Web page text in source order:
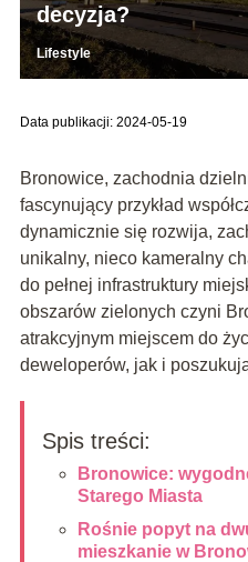
decyzja?
Lifestyle
Data publikacji: 2024-05-19
Bronowice, zachodnia
fascynujący przykład
dynamicznie się rozwija,
unikalny, nieco kameralny
do pełnej infrastruktury
obszarów zielonych czyni
atrakcyjnym miejscem do
deweloperów, jak i
Spis treści:
Bronowice:
Starego Miasta
Rośnie popyt na
mieszkanie w